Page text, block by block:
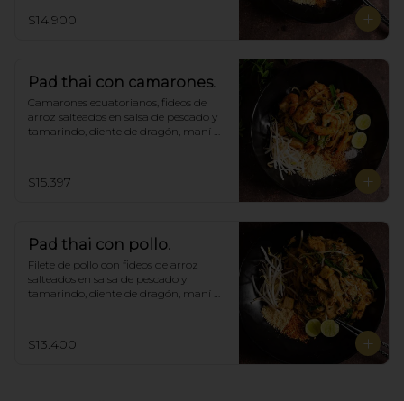
$14.900
Pad thai con camarones.
Camarones ecuatorianos, fideos de
arroz salteados en salsa de pescado y
tamarindo, diente de dragón, maní
$15.397
Pad thai con pollo.
Filete de pollo con fideos de arroz
salteados en salsa de pescado y
tamarindo, diente de dragón, maní
$13.400